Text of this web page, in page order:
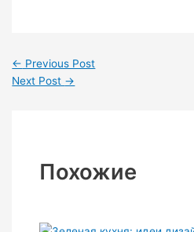
← Previous Post
Next Post →
Похожие